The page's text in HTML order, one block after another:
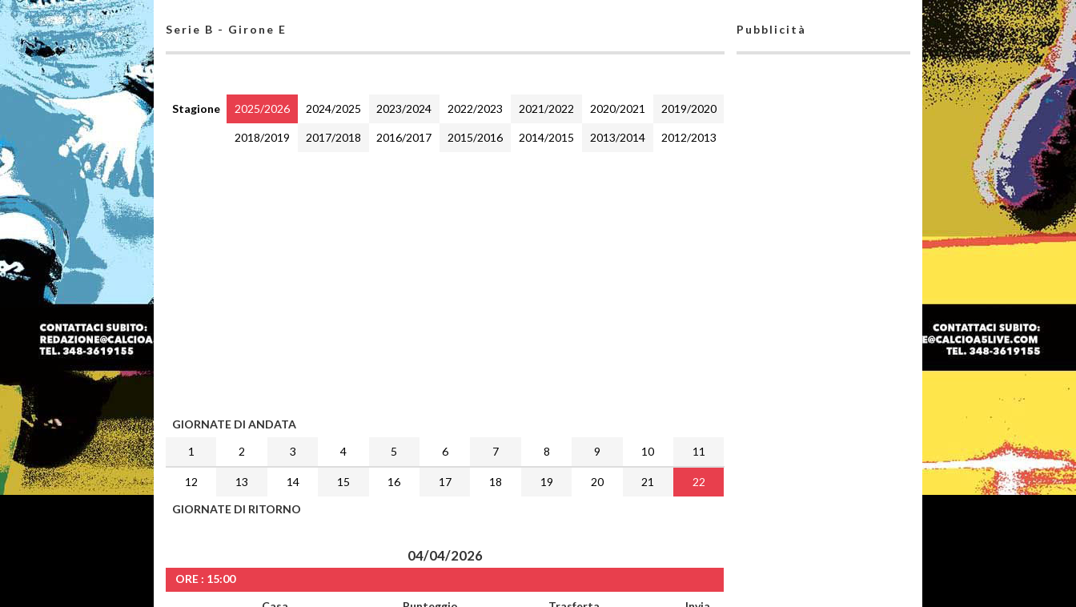
Serie B - Girone E
Stagione 2025/2026 2024/2025 2023/2024 2022/2023 2021/2022 2020/2021 2019/2020
2018/2019 2017/2018 2016/2017 2015/2016 2014/2015 2013/2014 2012/2013
GIORNATE DI ANDATA
1
2 3 4 5 6 7 8 9 10 11
12 13 14 15 16 17 18 19 20 21
22
GIORNATE DI RITORNO
04/04/2026
ORE : 15:00
Pubblicità